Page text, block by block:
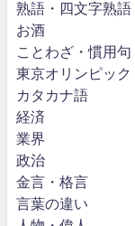
熟語・四文字熟語
お酒
ことわざ・慣用句
東京オリンピック
カタカナ語
経済
業界
政治
金言・格言
言葉の違い